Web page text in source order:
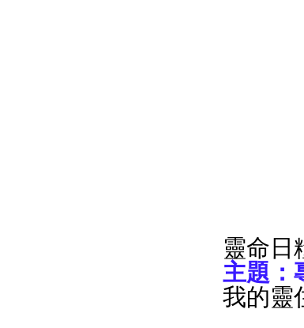
靈命日
主題：
我的靈